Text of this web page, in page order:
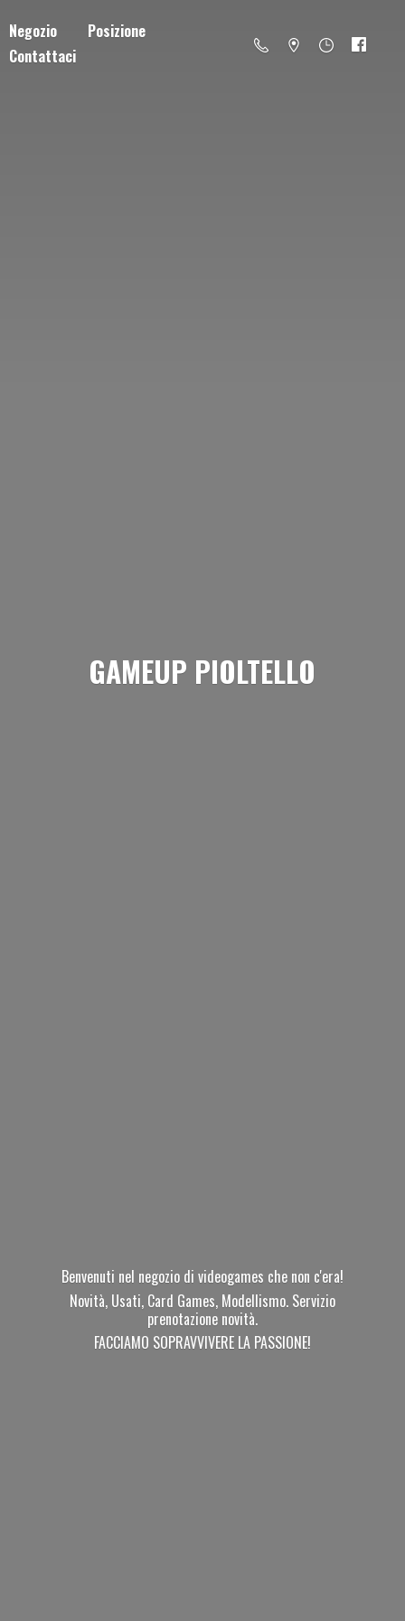
Negozio
Posizione
Contattaci
GAMEUP PIOLTELLO
Benvenuti nel negozio di videogames che non c'era!
Novità, Usati, Card Games, Modellismo. Servizio
prenotazione novità.
FACCIAMO SOPRAVVIVERE LA PASSIONE!